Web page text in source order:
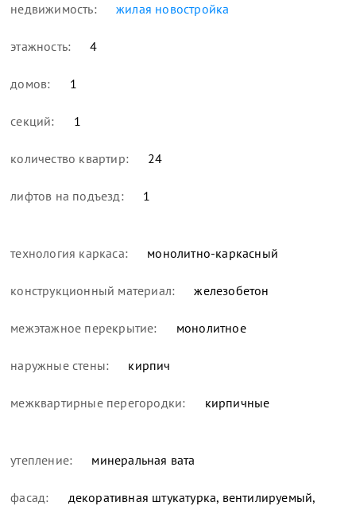
недвижимость: жилая новостройка
этажность: 4
домов: 1
секций: 1
количество квартир: 24
лифтов на подъезд: 1
технология каркаса: монолитно-каркасный
конструкционный материал: железобетон
межэтажное перекрытие: монолитное
наружные стены: кирпич
межквартирные перегородки: кирпичные
утепление: минеральная вата
фасад: декоративная штукатурка, вентилируемый,